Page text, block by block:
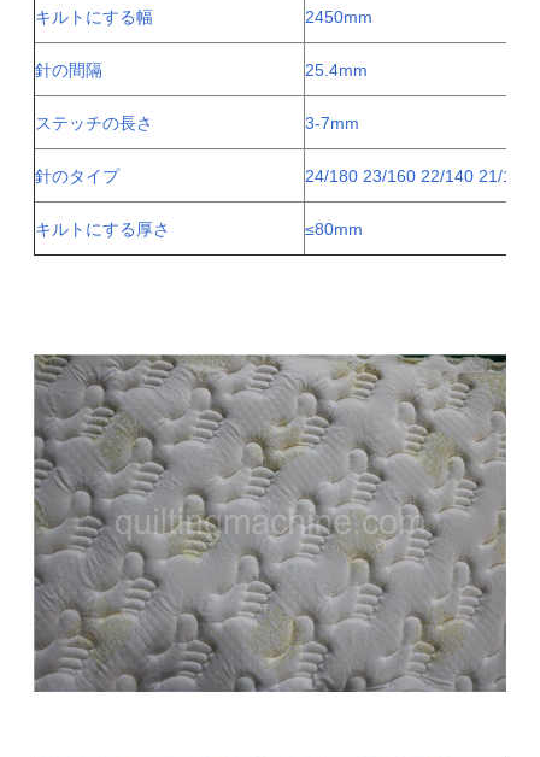
キルトにする幅 2450mm
針の間隔 25.4mm
ステッチの長さ 3-7mm
針のタイプ 24/180 23/160 22/140 21/130
キルトにする厚さ ≤80mm